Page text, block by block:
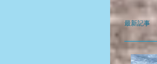
最新記事